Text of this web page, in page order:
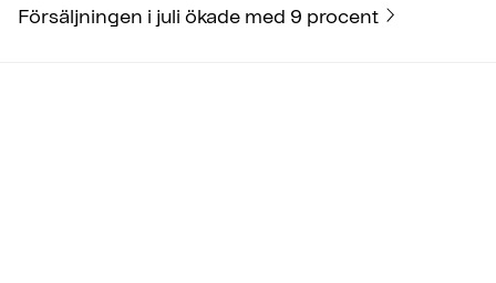
Försäljningen i juli ökade med 9 procent